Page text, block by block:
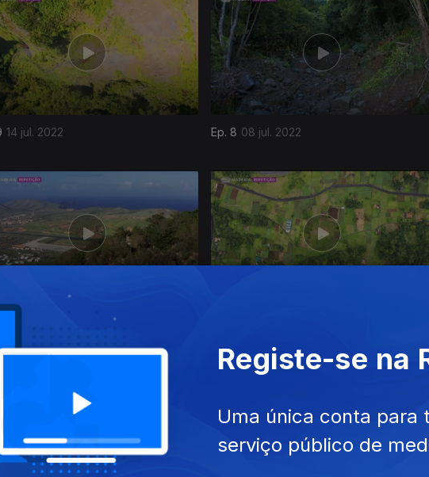
14 jul. 2022 Ep. 8 08 jul. 2022
11 jun. 2022
Registe-se na
Uma única conta para
serviço público de